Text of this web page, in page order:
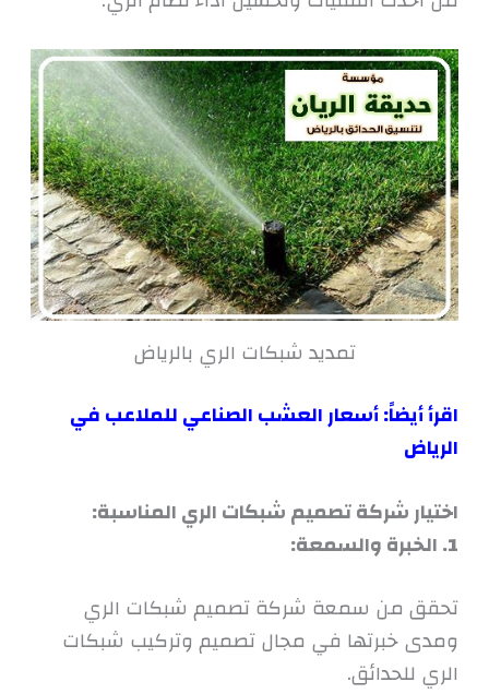
تمديد شبكات الري بالرياض
اقرأ أيضاً:أسعار العشب الصناعي للملاعب في
الرياض
اختيار شركة تصميم شبكات الري المناسبة:
1. الخبرة والسمعة:
تحقق من سمعة شركة تصميم شبكات الري
ومدى خبرتها في مجال تصميم وتركيب شبكات
الري للحدائق.